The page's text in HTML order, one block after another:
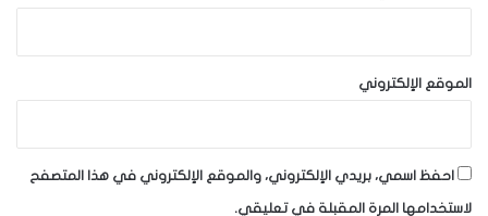
الموقع الإلكتروني
احفظ اسمي، بريدي الإلكتروني، والموقع الإلكتروني في هذا المتصفح
لاستخدامها المرة المقبلة في تعليقي.